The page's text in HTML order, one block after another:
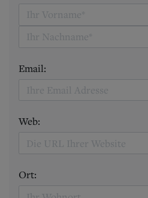
Email:
Web:
Ort: